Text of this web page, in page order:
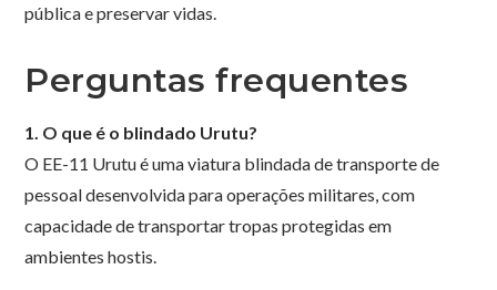
pública e preservar vidas.
Perguntas frequentes
1. O que é o blindado Urutu?
O EE-11 Urutu é uma viatura blindada de transporte de
pessoal desenvolvida para operações militares, com
capacidade de transportar tropas protegidas em
ambientes hostis.